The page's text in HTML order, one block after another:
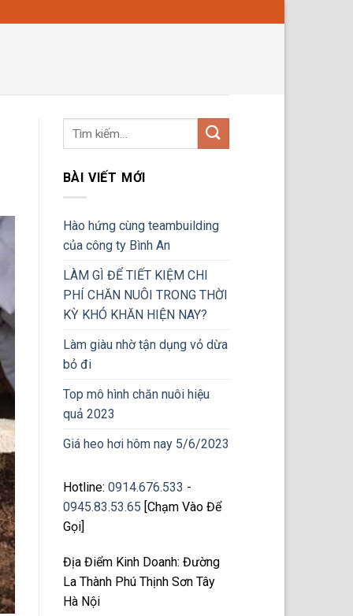
BÀI VIẾT MỚI
Hào hứng cùng teambuilding
của công ty Bình An
LÀM GÌ ĐỂ TIẾT KIỆM CHI
PHÍ CHĂN NUÔI TRONG THỜI
KỲ KHÓ KHĂN HIỆN NAY?
Làm giàu nhờ tận dụng vỏ dừa
bỏ đi
Top mô hình chăn nuôi hiệu
quả 2023
Giá heo hơi hôm nay 5/6/2023
Hotline: 0914.676.533 -
0945.83.53.65 [Chạm Vào Để
Gọi]
Địa Điểm Kinh Doanh: Đường
La Thành Phú Thịnh Sơn Tây
Hà Nội